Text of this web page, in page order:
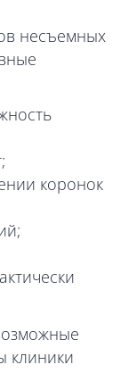
несъемных
коронок
клиники